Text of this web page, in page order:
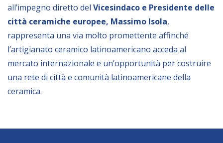
all’impegno diretto del Vicesindaco e Presidente delle
città ceramiche europee, Massimo Isola,
rappresenta una via molto promettente affinché
l’artigianato ceramico latinoamericano acceda al
mercato internazionale e un’opportunità per costruire
una rete di città e comunità latinoamericane della
ceramica.